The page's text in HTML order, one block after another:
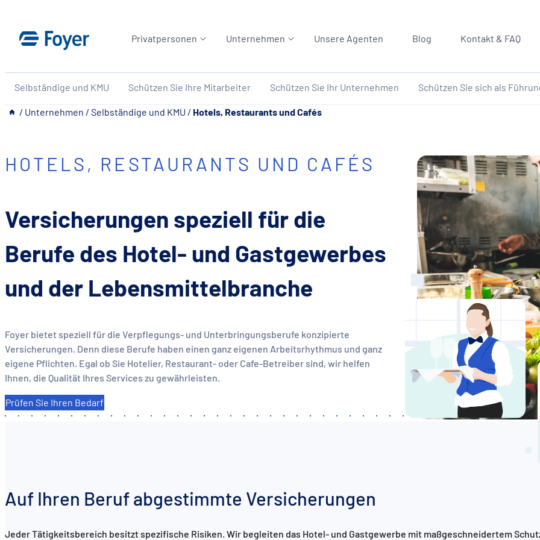
springen
Privatpersonen Unternehmen Unsere Agenten Blog Kontakt & FAQ
Selbständige und KMU Schützen Sie Ihre Mitarbeiter Schützen Sie Ihr Unternehmen Schützen Sie sich als
__ / Unternehmen / Selbständige und KMU / Hotels, Restaurants und Cafés
HOTELS, RESTAURANTS UND CAFÉS
Versicherungen speziell für die
Berufe des Hotel- und Gastgewerbes
und der Lebensmittelbranche
Foyer bietet speziell für die Verpflegungs- und Unterbringungsberufe konzipierte
Versicherungen. Denn diese Berufe haben einen ganz eigenen Arbeitsrhythmus und ganz
eigene Pflichten. Egal ob Sie Hotelier, Restaurant- oder Cafe-Betreiber sind, wir helfen
Ihnen, die Qualität Ihres Services zu gewährleisten.
Prüfen Sie Ihren Bedarf
Auf Ihren Beruf abgestimmte Versicherungen
Jeder Tätigkeitsbereich besitzt spezifische Risiken. Wir begleiten das Hotel- und Gastgewerbe mit maßgeschneidertem